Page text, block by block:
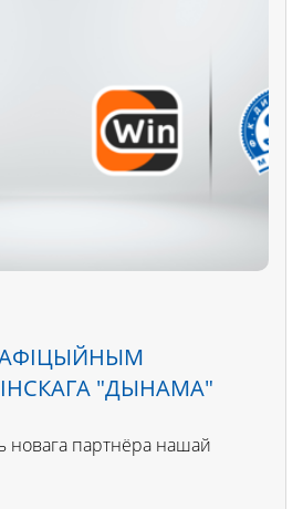
АФІЦЫЙНЫМ
"ДЫНАМА"
новага партнёра нашай